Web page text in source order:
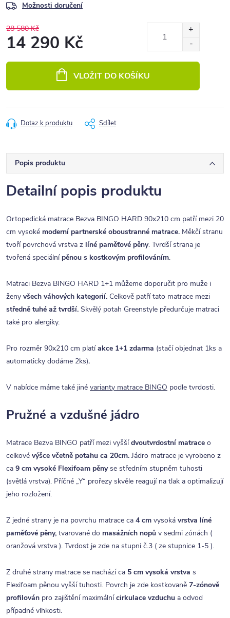
Možnosti doručení
28 580 Kč
14 290 Kč
VLOŽIT DO KOŠÍKU
Dotaz k produktu Sdílet
Popis produktu
Detailní popis produktu
Ortopedická matrace Bezva BINGO HARD 90x210 cm patří mezi 20
cm vysoké moderní partnerské oboustranné matrace. Měkčí stranu
tvoří povrchová vrstva z líné paměťové pěny. Tvrdší strana je
tvořená speciální pěnou s kostkovým profilováním.
Matraci Bezva BINGO HARD 1+1 můžeme doporučit pro muže i
ženy všech váhových kategorií. Celkově patří tato matrace mezi
středně tuhé až tvrdší. Skvělý potah Greenstyle předurčuje matraci
také pro alergiky.
Pro rozměr 90x210 cm platíakce 1+1 zdarma (stačí objednat 1ks a
automaticky dodáme 2ks).
V nabídce máme také jiné varianty matrace BINGO podle tvrdosti.
Pružné a vzdušné jádro
Matrace Bezva BINGO patří mezi vyššídvoutvrdostní matrace o
celkové výšce včetně potahu ca 20cm. Jádro matrace je vyrobeno z
ca 9 cm vysoké Flexifoam pěnyse středním stupněm tuhosti
(světlá vrstva). Příčné „Y“ prořezy skvěle reagují na tlak a optimalizují
jeho rozložení.
Z jedné strany je na povrchu matrace ca 4 cm vysoká vrstva líné
paměťové pěny, tvarované do masážních nopů v sedmi zónách (
oranžová vrstva ). Tvrdost je zde na stupni č.3 ( ze stupnice 1-5 ).
Z druhé strany matrace se nachází ca 5 cm vysoká vrstva s
Flexifoam pěnou vyšší tuhosti. Povrch je zde kostkovaně 7-zónově
profilován pro zajištění maximálnícirkulace vzduchu a odvod
případné vlhkosti.